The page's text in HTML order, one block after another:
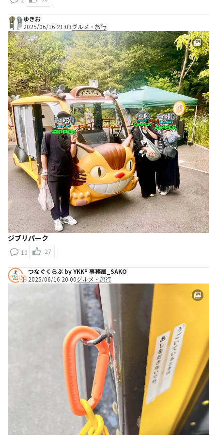
ゆきお
2025/06/16 21:03グルメ・旅行
ジブリパーク
10 27
つなぐくらぶ by YKK® 事務局_SAKO
2025/06/16 20:00グルメ・旅行